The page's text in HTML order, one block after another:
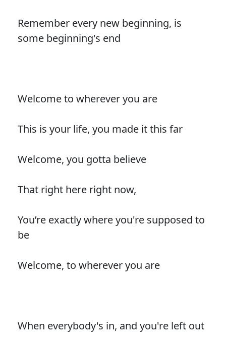
Remember every new beginning, is
some beginning's end
Welcome to wherever you are
This is your life, you made it this far
Welcome, you gotta believe
That right here right now,
You’re exactly where you're supposed to
be
Welcome, to wherever you are
When everybody's in, and you're left out